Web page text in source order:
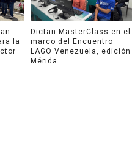
la
Dictan MasterClass en el
marco del Encuentro
LAGO Venezuela, edición
Mérida